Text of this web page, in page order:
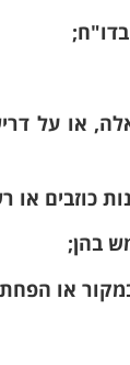
או על
ורגיש.
כל הדרך!